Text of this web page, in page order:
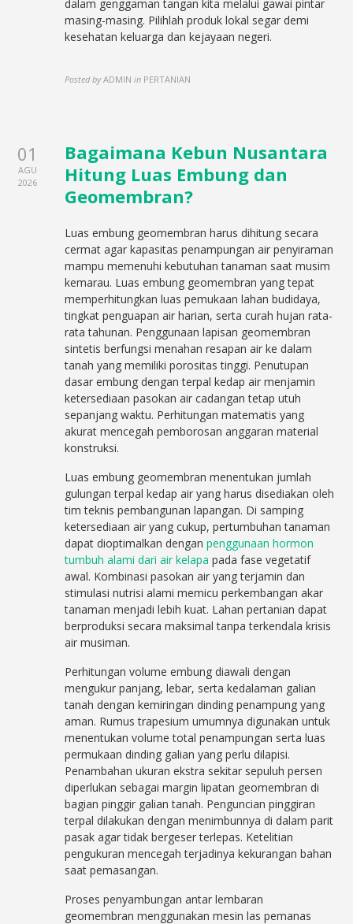
dalam genggaman tangan kita melalui gawai pintar
masing-masing. Pilihlah produk lokal segar demi
kesehatan keluarga dan kejayaan negeri.
Posted by ADMIN in PERTANIAN
01
AGU
2026
Bagaimana Kebun Nusantara
Hitung Luas Embung dan
Geomembran?
Luas embung geomembran harus dihitung secara
cermat agar kapasitas penampungan air penyiraman
mampu memenuhi kebutuhan tanaman saat musim
kemarau. Luas embung geomembran yang tepat
memperhitungkan luas pemukaan lahan budidaya,
tingkat penguapan air harian, serta curah hujan rata-
rata tahunan. Penggunaan lapisan geomembran
sintetis berfungsi menahan resapan air ke dalam
tanah yang memiliki porositas tinggi. Penutupan
dasar embung dengan terpal kedap air menjamin
ketersediaan pasokan air cadangan tetap utuh
sepanjang waktu. Perhitungan matematis yang
akurat mencegah pemborosan anggaran material
konstruksi.
Luas embung geomembran menentukan jumlah
gulungan terpal kedap air yang harus disediakan oleh
tim teknis pembangunan lapangan. Di samping
ketersediaan air yang cukup, pertumbuhan tanaman
dapat dioptimalkan denganpenggunaan hormon
tumbuh alami dari air kelapa pada fase vegetatif
awal. Kombinasi pasokan air yang terjamin dan
stimulasi nutrisi alami memicu perkembangan akar
tanaman menjadi lebih kuat. Lahan pertanian dapat
berproduksi secara maksimal tanpa terkendala krisis
air musiman.
Perhitungan volume embung diawali dengan
mengukur panjang, lebar, serta kedalaman galian
tanah dengan kemiringan dinding penampung yang
aman. Rumus trapesium umumnya digunakan untuk
menentukan volume total penampungan serta luas
permukaan dinding galian yang perlu dilapisi.
Penambahan ukuran ekstra sekitar sepuluh persen
diperlukan sebagai margin lipatan geomembran di
bagian pinggir galian tanah. Penguncian pinggiran
terpal dilakukan dengan menimbunnya di dalam parit
pasak agar tidak bergeser terlepas. Ketelitian
pengukuran mencegah terjadinya kekurangan bahan
saat pemasangan.
Proses penyambungan antar lembaran
geomembran menggunakan mesin las pemanas